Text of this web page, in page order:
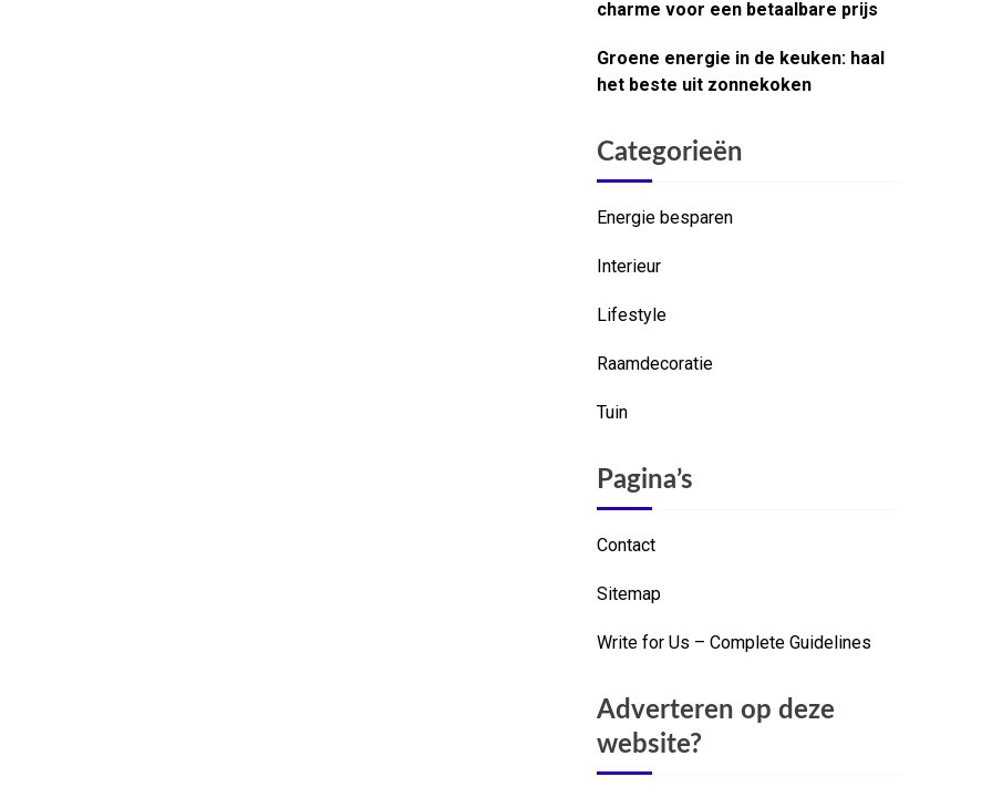
charme voor een betaalbare prijs
Groene energie in de keuken: haal
het beste uit zonnekoken
Categorieën
Energie besparen
Interieur
Lifestyle
Raamdecoratie
Tuin
Pagina’s
Contact
Sitemap
Write for Us – Complete Guidelines
Adverteren op deze
website?